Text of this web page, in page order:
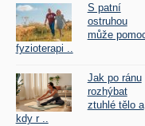
S patní
ostruhou
může
fyzioterapi ..
Jak po ránu
rozhýbat
ztuhlé tělo a
kdy r ..